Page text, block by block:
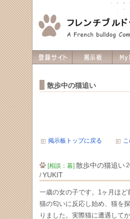
散歩中の猫追い
掲示板トップに戻る
[相談：暮] 散歩中の猫追い
/YUKIT
一歳の女の子です。1ヶ月ほど
猫の匂いに反応し始め、猫を
りました。実際猫に遭遇して